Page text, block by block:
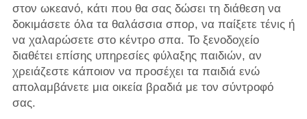
στον ωκεανό, κάτι που θα σας δώσει τη διάθεση να
δοκιμάσετε όλα τα θαλάσσια σπορ, να παίξετε τένις ή
να χαλαρώσετε στο κέντρο σπα. Το ξενοδοχείο
διαθέτει επίσης υπηρεσίες φύλαξης παιδιών, αν
χρειάζεστε κάποιον να προσέχει τα παιδιά ενώ
απολαμβάνετε μια οικεία βραδιά με τον σύντροφό
σας.